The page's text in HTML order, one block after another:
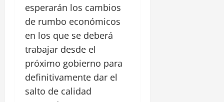
esperarán los cambios
de rumbo económicos
en los que se deberá
trabajar desde el
próximo gobierno para
definitivamente dar el
salto de calidad